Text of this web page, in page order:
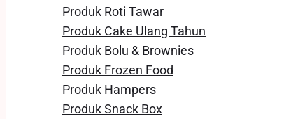
Produk Roti Tawar
Produk Cake Ulang Tahun
Produk Bolu & Brownies
Produk Frozen Food
Produk Hampers
Produk Snack Box